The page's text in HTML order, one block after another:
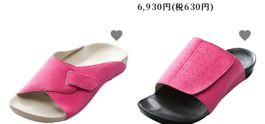
6,930円(税630円)
favorite favorite